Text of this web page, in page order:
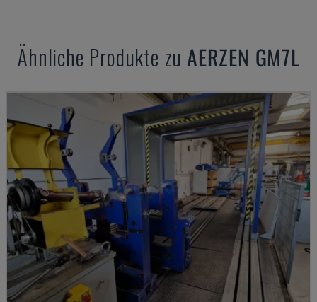
Ähnliche Produkte zu AERZEN GM7L